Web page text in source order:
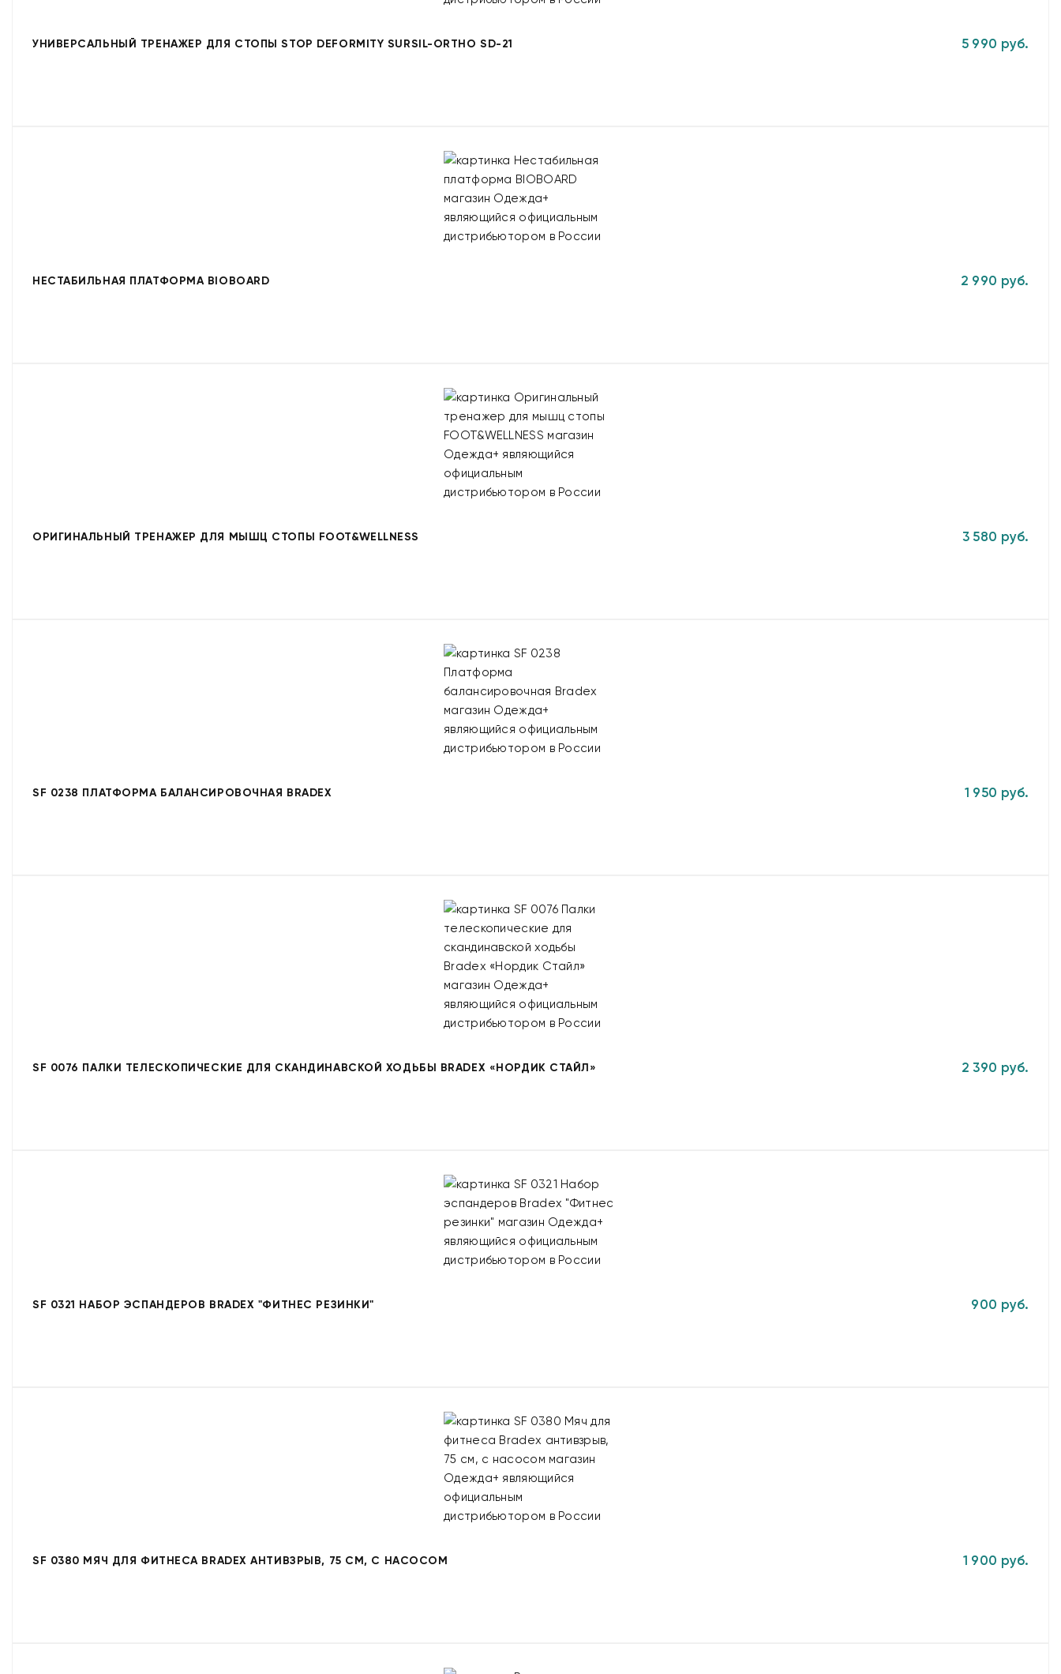
УНИВЕРСАЛЬНЫЙ ТРЕНАЖЕР ДЛЯ СТОПЫ STOP DEFORMITY SURSIL-ORTHO SD-21 5 990 руб.
НЕСТАБИЛЬНАЯ ПЛАТФОРМА BIOBOARD 2 990 руб.
ОРИГИНАЛЬНЫЙ ТРЕНАЖЕР ДЛЯ МЫШЦ СТОПЫ FOOT&WELLNESS 3 580 руб.
SF 0238 ПЛАТФОРМА БАЛАНСИРОВОЧНАЯ BRADEX 1 950 руб.
SF 0076 ПАЛКИ ТЕЛЕСКОПИЧЕСКИЕ ДЛЯ СКАНДИНАВСКОЙ ХОДЬБЫ BRADEX «НОРДИК СТАЙЛ» 2 390 руб.
SF 0321 НАБОР ЭСПАНДЕРОВ BRADEX "ФИТНЕС РЕЗИНКИ" 900 руб.
SF 0380 МЯЧ ДЛЯ ФИТНЕСА BRADEX АНТИВЗРЫВ, 75 СМ, С НАСОСОМ 1 900 руб.